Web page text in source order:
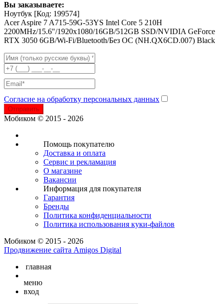
Вы заказываете:
Ноутбук [Код: 199574]
Acer Aspire 7 A715-59G-53YS Intel Core 5 210H
2200MHz/15.6"/1920x1080/16GB/512GB SSD/NVIDIA GeForce
RTX 3050 6GB/Wi-Fi/Bluetooth/Без ОС (NH.QX6CD.007) Black
Согласие на обработку персональных данных
Отправить
Мобиком © 2015 - 2026
Помощь покупателю
Доставка и оплата
Сервис и рекламация
О магазине
Вакансии
Информация для покупателя
Гарантия
Бренды
Политика конфиденциальности
Политика использования куки-файлов
Мобиком © 2015 - 2026
Продвижение сайта Amigos Digital
главная
меню
вход